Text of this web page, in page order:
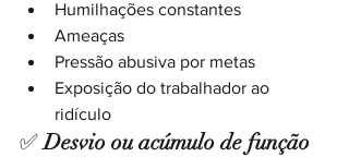
Humilhações constantes
Ameaças
Pressão abusiva por metas
Exposição do trabalhador ao
ridículo
✅ Desvio ou acúmulo de função